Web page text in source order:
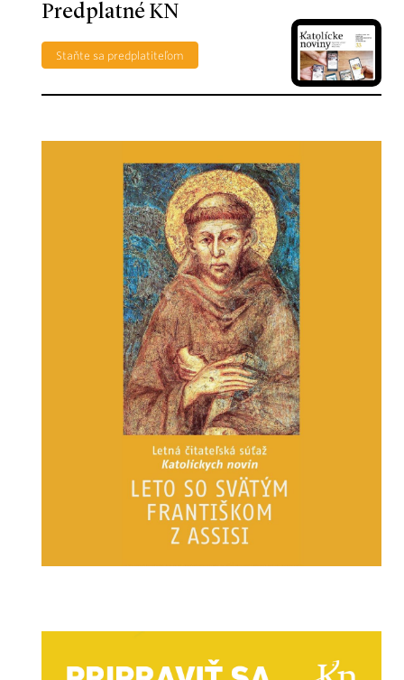
Predplatné KN
Staňte sa predplatiteľom